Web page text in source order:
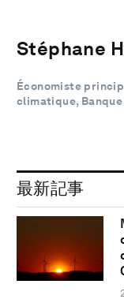
Stéphane
Économiste
climatique,
最新記事